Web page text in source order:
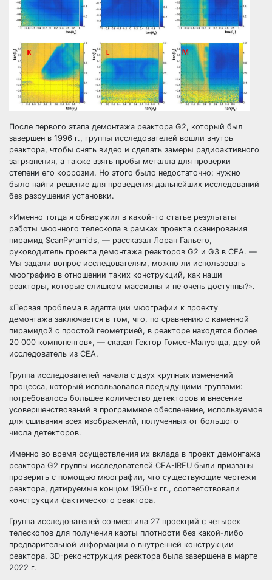
После первого этапа демонтажа реактора G2, который был
завершен в 1996 г., группы исследователей вошли внутрь
реактора, чтобы снять видео и сделать замеры радиоактивного
загрязнения, а также взять пробы металла для проверки
степени его коррозии. Но этого было недостаточно: нужно
было найти решение для проведения дальнейших исследований
без разрушения установки.
«Именно тогда я обнаружил в какой-то статье результаты
работы мюонного телескопа в рамках проекта сканирования
пирамид ScanPyramids, — рассказал Лоран Гальего,
руководитель проекта демонтажа реакторов G2 и G3 в CEA. —
Мы задали вопрос исследователям, можно ли использовать
мюографию в отношении таких конструкций, как наши
реакторы, которые слишком массивны и не очень доступны?».
«Первая проблема в адаптации мюографии к проекту
демонтажа заключается в том, что, по сравнению с каменной
пирамидой с простой геометрией, в реакторе находятся более
20 000 компонентов», — сказал Гектор Гомес-Малуэнда, другой
исследователь из CEA.
Группа исследователей начала с двух крупных изменений
процесса, который использовался предыдущими группами:
потребовалось большее количество детекторов и внесение
усовершенствований в программное обеспечение, используемое
для сшивания всех изображений, полученных от большого
числа детекторов.
Именно во время осуществления их вклада в проект демонтажа
реактора G2 группы исследователей CEA-IRFU были призваны
проверить с помощью мюографии, что существующие чертежи
реактора, датируемые концом 1950-х гг., соответствовали
конструкции фактического реактора.
Группа исследователей совместила 27 проекций с четырех
телескопов для получения карты плотности без какой-либо
предварительной информации о внутренней конструкции
реактора. 3D-реконструкция реактора была завершена в марте
2022 г.